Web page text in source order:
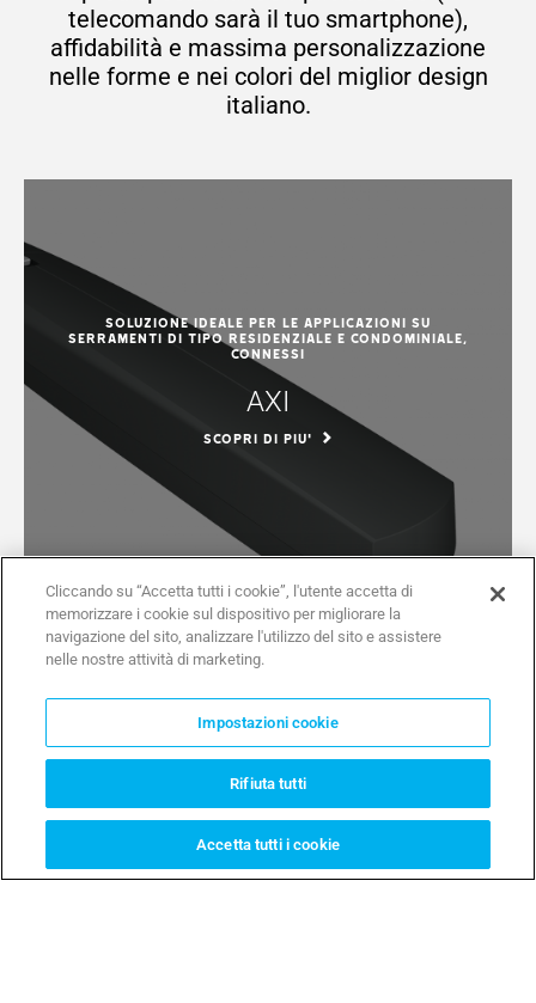
telecomando sarà il tuo smartphone),
affidabilità e massima personalizzazione
nelle forme e nei colori del miglior design
italiano.
Soluzione ideale per le applicazioni su
serramenti di tipo residenziale e condominiale,
connessi
AXI
SCOPRI DI PIU'
Porte Garage
Porte garage basculanti e sezionali,
ingressi di veicoli di tutte le dimensioni.
Came propone automazioni specifiche
capaci di adattarsi alla forma del tuo
Cliccando su “Accetta tutti i cookie”, l'utente accetta di
memorizzare i cookie sul dispositivo per migliorare la
navigazione del sito, analizzare l'utilizzo del sito e assistere
nelle nostre attività di marketing.
Impostazioni cookie
Rifiuta tutti
Accetta tutti i cookie